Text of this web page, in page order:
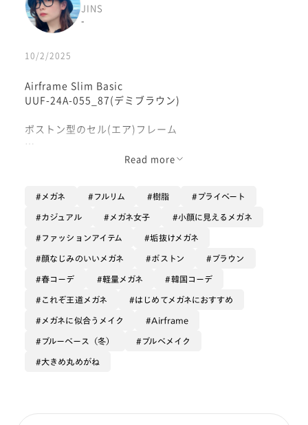
JINS
-
10/2/2025
Airframe Slim Basic
UUF-24A-055_87(デミブラウン)
ボストン型のセル(エア)フレーム
グローバルニーズに適応したやや大きめの玉型と軽さ、
着用画像のデミブラウンは彩度低めのべっ甲柄で、落ち
着いたトーンかつ優しげな雰囲気です。
従来の物だと横幅やツルの長さが足りないというお声か
ら改良を行い、
軽量化を図りつつツルはやや長めに調整されており、鼻
るようになりました。
やまつ毛に当たりにくいように店舗にてフィッティング
が出来ます。
Read more
メガネ フルリム 樹脂 プライベート
カジュアル メガネ女子 小顔に見えるメガネ
ファッションアイテム 垢抜けメガネ
顔なじみのいいメガネ ボストン ブラウン
春コーデ 軽量メガネ 韓国コーデ
これぞ王道メガネ はじめてメガネにおすすめ
メガネに似合うメイク Airframe
ブルーベース（冬） ブルベメイク
大きめ丸めがね